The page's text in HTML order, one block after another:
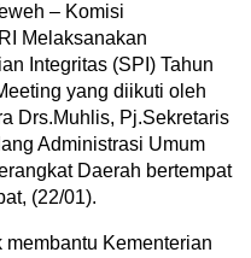
– Komisi
Melaksanakan
Integritas (SPI) Tahun
yang diikuti oleh
Drs.Muhlis, Pj.Sekretaris
Administrasi Umum
Daerah bertempat
(22/01).
Kementerian